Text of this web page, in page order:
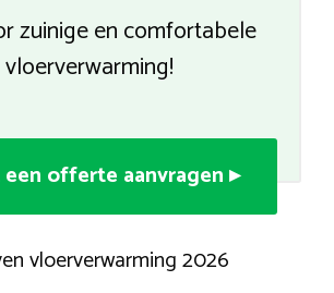
zuinige en comfortabele
vloerverwarming!
offerte aanvragen ▸
vloerverwarming 2026